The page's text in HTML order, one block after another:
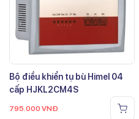
Bộ điều khiển tụ bù Himel 04
cấp HJKL2CM4S
795.000 VNĐ